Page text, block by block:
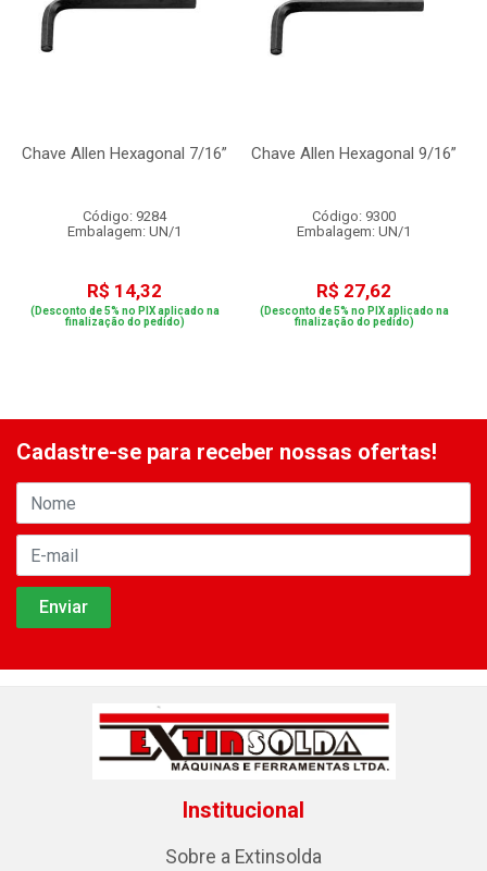
Chave Allen Hexagonal 7/16”
Código: 9284
Embalagem: UN/1
R$ 14,32
(Desconto de 5% no PIX aplicado na
finalização do pedido)
Chave Allen Hexagonal 9/16”
Código: 9300
Embalagem: UN/1
R$ 27,62
(Desconto de 5% no PIX aplicado na
finalização do pedido)
Cadastre-se para receber nossas ofertas!
Institucional
Sobre a Extinsolda